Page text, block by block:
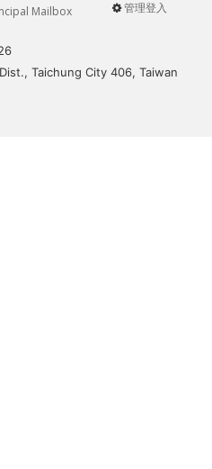
User
管理登入
Mailbox
Taichung City 406, Taiwan